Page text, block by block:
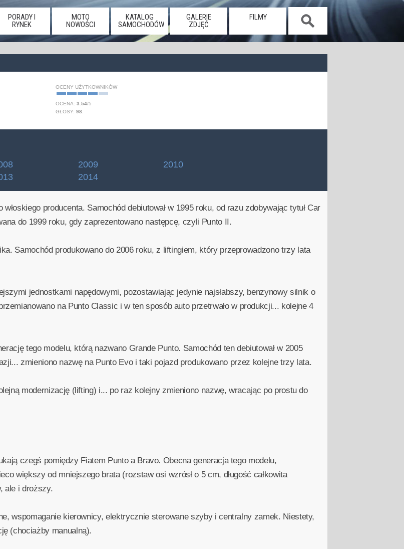
PORADY I
RYNEK
MOTO
NOWOŚCI
KATALOG
SAMOCHODÓW
GALERIE
ZDJĘĆ
FILMY
OCENY UŻYTKOWNIKÓW
OCENA: 3.54/5
GŁOSY: 98
2009
2010
2014
producenta. Samochód debiutował w 1995 roku, od razu zdobywając tytuł Car
do 1999 roku, gdy zaprezentowano następcę, czyli Punto II.
Samochód produkowano do 2006 roku, z liftingiem, który przeprowadzono trzy lata
jednostkami napędowymi, pozostawiając jedynie najsłabszy, benzynowy silnik o
na Punto Classic i w ten sposób auto przetrwało w produkcji... kolejne 4
tego modelu, którą nazwano Grande Punto. Samochód ten debiutował w 2005
zmieniono nazwę na Punto Evo i taki pojazd produkowano przez kolejne trzy lata.
modernizację (lifting) i... po raz kolejny zmieniono nazwę, wracając po prostu do
czegś pomiędzy Fiatem Punto a Bravo. Obecna generacja tego modelu,
większy od mniejszego brata (rozstaw osi wzrósł o 5 cm, długość całkowita
ale i droższy.
wspomaganie kierownicy, elektrycznie sterowane szyby i centralny zamek. Niestety,
(chociażby manualną).